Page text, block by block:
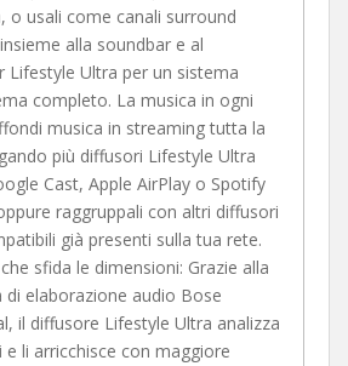
o usali come canali surround
alla soundbar e al
Lifestyle Ultra per un sistema
completo. La musica in ogni
musica in streaming tutta la
più diffusori Lifestyle Ultra
Cast, Apple AirPlay o Spotify
raggruppali con altri diffusori
già presenti sulla tua rete.
sfida le dimensioni: Grazie alla
di elaborazione audio Bose
il diffusore Lifestyle Ultra analizza
li arricchisce con maggiore